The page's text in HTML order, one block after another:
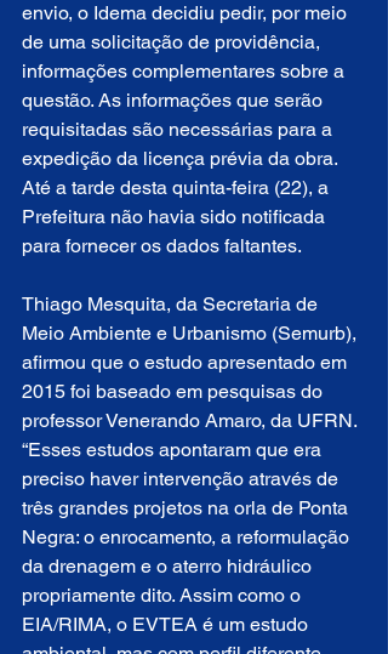
envio, o Idema decidiu pedir, por meio
de uma solicitação de providência,
informações complementares sobre a
questão. As informações que serão
requisitadas são necessárias para a
expedição da licença prévia da obra.
Até a tarde desta quinta-feira (22), a
Prefeitura não havia sido notificada
para fornecer os dados faltantes.
Thiago Mesquita, da Secretaria de
Meio Ambiente e Urbanismo (Semurb),
afirmou que o estudo apresentado em
2015 foi baseado em pesquisas do
professor Venerando Amaro, da UFRN.
“Esses estudos apontaram que era
preciso haver intervenção através de
três grandes projetos na orla de Ponta
Negra: o enrocamento, a reformulação
da drenagem e o aterro hidráulico
propriamente dito. Assim como o
EIA/RIMA, o EVTEA é um estudo